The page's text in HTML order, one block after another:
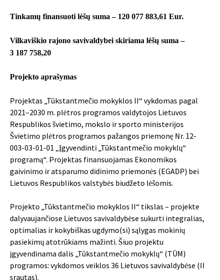
Tinkamų finansuoti lėšų suma – 120 077 883,61 Eur.
Vilkaviškio rajono savivaldybei skiriama lėšų suma –
3 187 758,20
Projekto aprašymas
Projektas „Tūkstantmečio mokyklos II“ vykdomas pagal
2021–2030 m. plėtros programos valdytojos Lietuvos
Respublikos švietimo, mokslo ir sporto ministerijos
Švietimo plėtros programos pažangos priemonę Nr. 12-
003-03-01-01 „Įgyvendinti „Tūkstantmečio mokyklų“
programą“. Projektas finansuojamas Ekonomikos
gaivinimo ir atsparumo didinimo priemonės (EGADP) bei
Lietuvos Respublikos valstybės biudžeto lėšomis.
Projekto „Tūkstantmečio mokyklos II“ tikslas – projekte
dalyvaujančiose Lietuvos savivaldybėse sukurti integralias,
optimalias ir kokybiškas ugdymo(si) sąlygas mokinių
pasiekimų atotrūkiams mažinti. Šiuo projektu
įgyvendinama dalis „Tūkstantmečio mokyklų“ (TŪM)
programos: vykdomos veiklos 36 Lietuvos savivaldybėse (II
srautas).